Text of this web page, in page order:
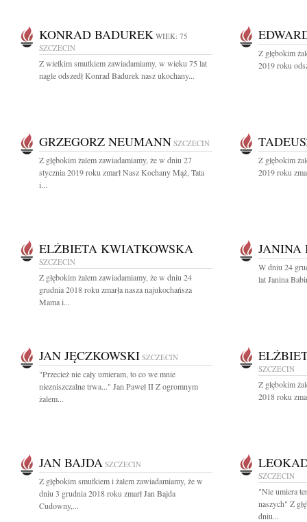
KONRAD BADUREK WIEK: 75
SZCZECIN
Z wielkim smutkiem zawiadamiamy, w wieku 75 lat
nagle odszedł Konrad Badurek nasz ukochany...
Z głębokim
2019 roku
GRZEGORZ NEUMANN SZCZECIN
Z głębokim żalem zawiadamiamy, że w dniu 27
stycznia 2019 roku zmarł Nasz Kochany Mąż, Tata
i...
Z głębokim
2019 roku
ELŻBIETA KWIATKOWSKA
SZCZECIN
Z głębokim żalem zawiadamiamy, że w dniu 24
grudnia 2018 roku zmarła nasza najukochańsza
Mama i...
JANINA
W dniu 24
lat Janina
JAN JĘCZKOWSKI SZCZECIN
"Przecież nie cały umieram, to co we mnie
niezniszczalne trwa..." Jan Paweł II Z ogromnym
żalem...
SZCZECIN
Z głębokim
2018 roku
JAN BAJDA SZCZECIN
Z głębokim smutkiem i żalem zawiadamiamy, że w
dniu 3 grudnia 2018 roku zmarł Jan Bajda
Cudowny,...
SZCZECIN
"Nie umiera
naszych" Z
dniu...